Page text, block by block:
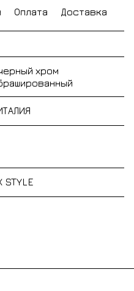
Оплата Доставка
хром
STYLE